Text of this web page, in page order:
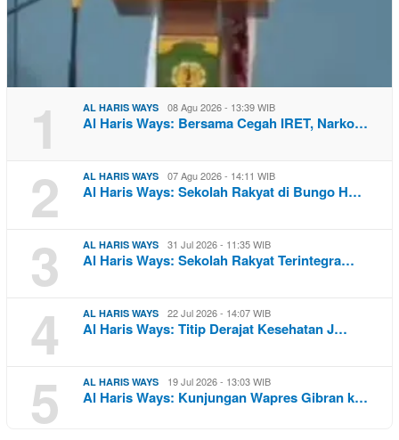
1 AL HARIS WAYS 08 Agu 2026 - 13:39 WIB
Al Haris Ways: Bersama Cegah IRET, Narko…
2 AL HARIS WAYS 07 Agu 2026 - 14:11 WIB
Al Haris Ways: Sekolah Rakyat di Bungo H…
3 AL HARIS WAYS 31 Jul 2026 - 11:35 WIB
Al Haris Ways: Sekolah Rakyat Terintegra…
4 AL HARIS WAYS 22 Jul 2026 - 14:07 WIB
Al Haris Ways: Titip Derajat Kesehatan J…
5 AL HARIS WAYS 19 Jul 2026 - 13:03 WIB
Al Haris Ways: Kunjungan Wapres Gibran k…